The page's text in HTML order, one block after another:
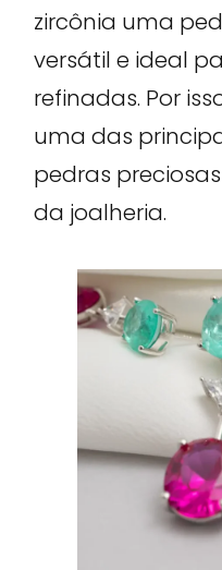
zircônia uma
versátil e ideal
refinadas. Por
uma das
pedras
da joalheria.